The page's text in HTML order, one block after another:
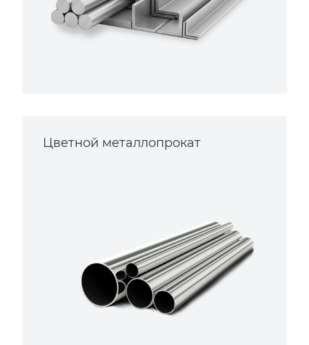
Цветной металлопрокат